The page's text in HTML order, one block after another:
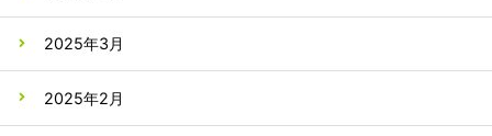
2025年3月
2025年2月